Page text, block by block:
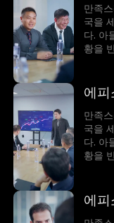
만족
국을
다. 아
황을
에
만족
국을
다. 아
황을
에